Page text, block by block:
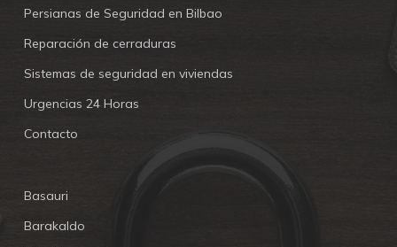
Persianas de Seguridad en Bilbao
Reparación de cerraduras
Sistemas de seguridad en viviendas
Urgencias 24 Horas
Contacto
Basauri
Barakaldo